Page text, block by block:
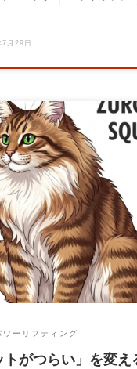
7月29日
チャースクワット徹底解説
ッドリフトの補強にも～ こ
ワーリフティング
トがつらい」を変え